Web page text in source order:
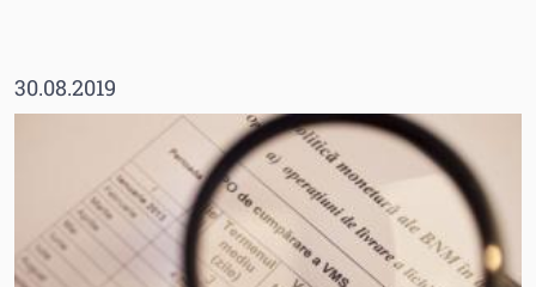
30.08.2019